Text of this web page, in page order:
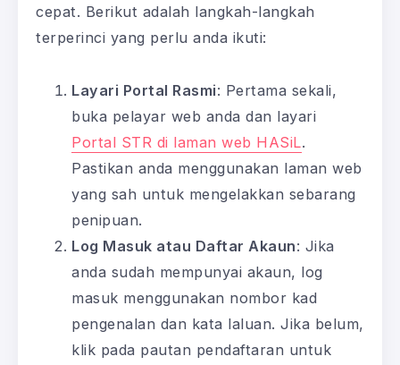
cepat. Berikut adalah langkah-langkah
terperinci yang perlu anda ikuti:
Layari Portal Rasmi: Pertama sekali,
buka pelayar web anda dan layari
Portal STR di laman web HASiL.
Pastikan anda menggunakan laman web
yang sah untuk mengelakkan sebarang
penipuan.
Log Masuk atau Daftar Akaun: Jika
anda sudah mempunyai akaun, log
masuk menggunakan nombor kad
pengenalan dan kata laluan. Jika belum,
klik pada pautan pendaftaran untuk